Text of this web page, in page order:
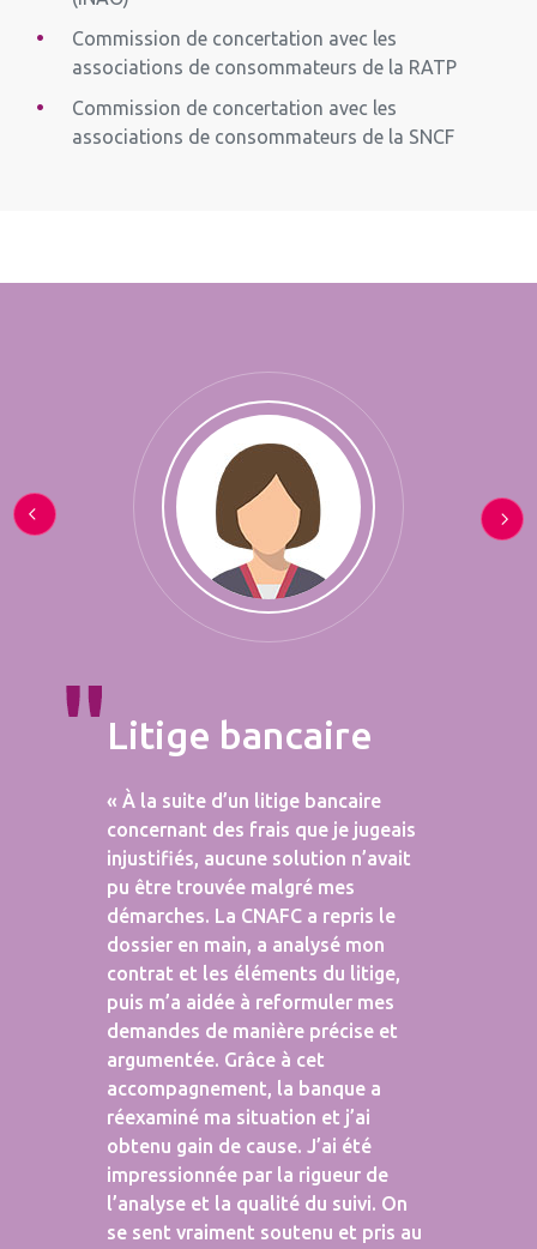
Commission de concertation avec les
associations de consommateurs de la RATP
Commission de concertation avec les
associations de consommateurs de la SNCF
Litige bancaire
« À la suite d’un litige bancaire
concernant des frais que je jugeais
injustifiés, aucune solution n’avait
pu être trouvée malgré mes
démarches. La CNAFC a repris le
dossier en main, a analysé mon
contrat et les éléments du litige,
puis m’a aidée à reformuler mes
demandes de manière précise et
argumentée. Grâce à cet
accompagnement, la banque a
réexaminé ma situation et j’ai
obtenu gain de cause. J’ai été
impressionnée par la rigueur de
l’analyse et la qualité du suivi. On
se sent vraiment soutenu et pris au